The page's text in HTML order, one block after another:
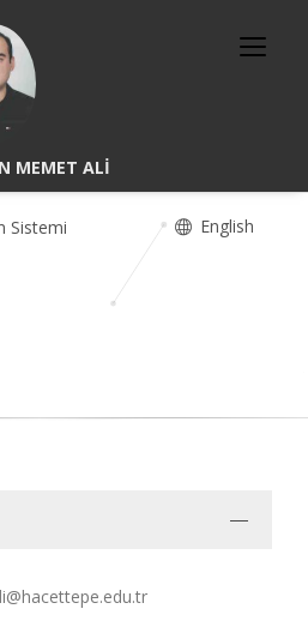
MEMET ALİ
Sistemi English